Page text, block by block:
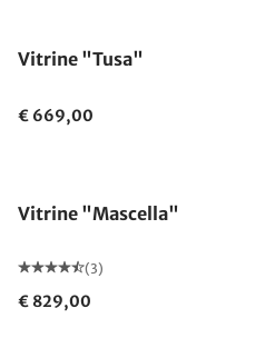
Vitrine "Tusa"
€ 669,00
Vitrine "Mascella"
(3)
€ 829,00